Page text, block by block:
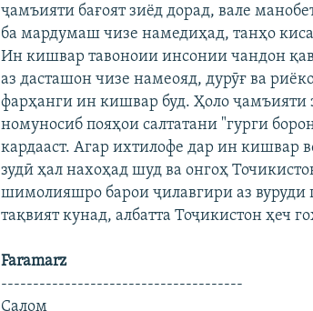
ҷамъияти бағоят зиёд дорад, вале
ба мардумаш чизе намедиҳад, танҳо
Ин кишвар тавоноии инсонии чандон
аз дасташон чизе намеояд, дурӯғ ва
фарҳанги ин кишвар буд. Ҳоло ҷамъияти
номуносиб пояҳои салтатани "гурги
кардааст. Агар ихтилофе дар ин кишвар
зудӣ ҳал нахоҳад шуд ва онгоҳ
шимолияшро барои ҷилавгири аз вуруди
тақвият кунад, албатта Тоҷикистон ҳеч
Faramarz
--------------------------------------
Cалом